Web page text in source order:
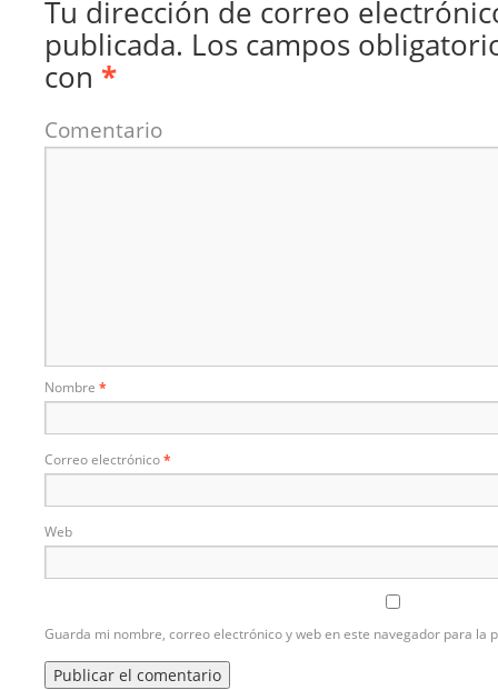
Tu dirección de correo
publicada. Los campos
con *
Comentario
Nombre *
Correo electrónico*
Web
Guarda mi nombre, correo electrónico y web en este navegador para la